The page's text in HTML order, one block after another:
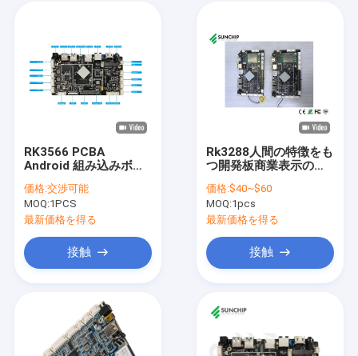
RK3566 PCBA
Android 組み込みボー
POE Android 開発ボー
ド付き
価格:交渉可能
MOQ:1PCS
最新価格を得る
接触
Rk3288人間の特徴をも
つ開発板商業表示のた
32G運転者
価格:$40~$60
MOQ:1pcs
最新価格を得る
接触